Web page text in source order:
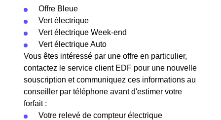
Offre Bleue
Vert électrique
Vert électrique Week-end
Vert électrique Auto
Vous êtes intéressé par une offre en particulier,
contactez le service client EDF pour une nouvelle
souscription et communiquez ces informations au
conseiller par téléphone avant d'estimer votre
forfait :
Votre relevé de compteur électrique